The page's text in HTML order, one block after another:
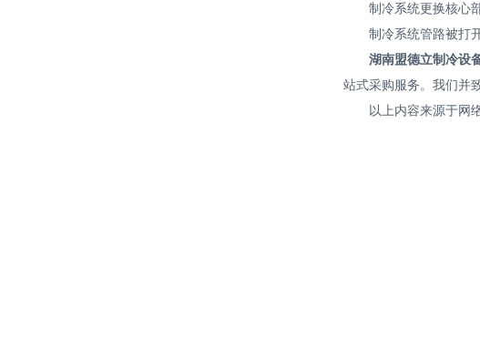
制冷系统更换核心部
制冷系统管路被打
湖南盟德立制冷设
站式采购服务。我们并
以上内容来源于网络